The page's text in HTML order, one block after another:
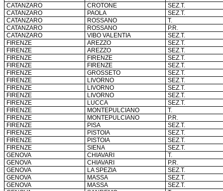
CATANZARO
CROTONE
SEZ.T.
CATANZARO
PAOLA
SEZ.T.
CATANZARO
ROSSANO
T.
CATANZARO
ROSSANO
P.R.
CATANZARO
VIBO VALENTIA
SEZ.T.
FIRENZE
AREZZO
SEZ.T.
FIRENZE
AREZZO
SEZ.T.
FIRENZE
FIRENZE
SEZ.T.
FIRENZE
FIRENZE
SEZ.T.
FIRENZE
GROSSETO
SEZ.T.
FIRENZE
LIVORNO
SEZ.T.
FIRENZE
LIVORNO
SEZ.T.
FIRENZE
LIVORNO
SEZ.T.
FIRENZE
LUCCA
SEZ.T.
FIRENZE
MONTEPULCIANO
T.
FIRENZE
MONTEPULCIANO
P.R.
FIRENZE
PISA
SEZ.T.
FIRENZE
PISTOIA
SEZ.T.
FIRENZE
PISTOIA
SEZ.T.
FIRENZE
SIENA
SEZ.T.
GENOVA
CHIAVARI
T.
GENOVA
CHIAVARI
P.R.
GENOVA
LA SPEZIA
SEZ.T.
GENOVA
MASSA
SEZ.T.
GENOVA
MASSA
SEZ.T.